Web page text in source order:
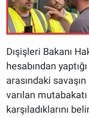
Dışişleri Bakanı
hesabından
arasındaki
varılan
karşıladıklarını